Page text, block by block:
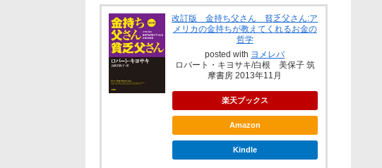
改訂版 金持ち父さん 貧乏父さん:ア
メリカの金持ちが教えてくれるお金の
哲学
posted with ヨメレバ
ロバート・キヨサキ/白根 美保子 筑
摩書房 2013年11月
楽天ブックス
Amazon
Kindle